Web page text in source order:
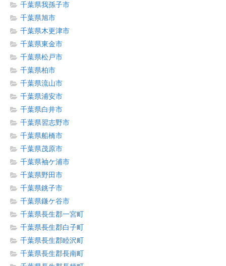
千葉県我孫子市
千葉県旭市
千葉県木更津市
千葉県東金市
千葉県松戸市
千葉県柏市
千葉県流山市
千葉県浦安市
千葉県白井市
千葉県習志野市
千葉県船橋市
千葉県茂原市
千葉県袖ケ浦市
千葉県野田市
千葉県銚子市
千葉県鎌ケ谷市
千葉県長生郡一宮町
千葉県長生郡白子町
千葉県長生郡睦沢町
千葉県長生郡長南町